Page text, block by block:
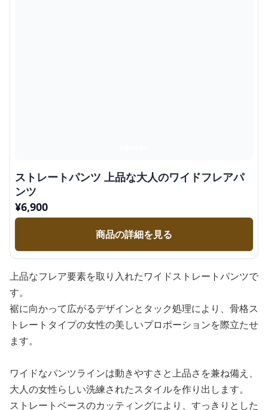
ストレートパンツ 上品な大人のワイドフレアパ
ンツ
¥6,900
商品の詳細を見る
上品なフレア要素を取り入れたワイドストレートパンツで
す。
裾に向かって広がるデザインとタック処理により、骨格ス
トレートタイプの女性の美しいプロポーションを際立たせ
ます。
ワイドなパンツラインは動きやすさと上品さを兼ね備え、
大人の女性らしい洗練されたスタイルを作り出します。
ストレートベースのカッティングにより、すっきりとした